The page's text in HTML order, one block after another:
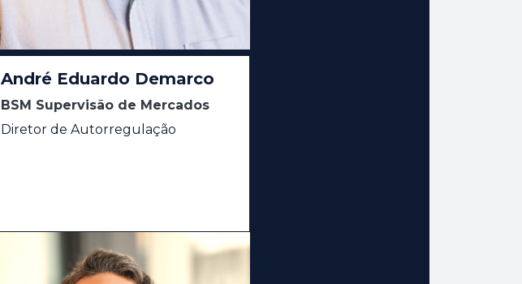
André Eduardo Demarco
BSM Supervisão de Mercados
Diretor de Autorregulação